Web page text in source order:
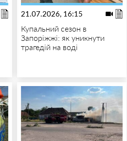
21.07.2026, 16:15
Купальний сезон в
Запоріжжі: як уникнути
трагедій на воді